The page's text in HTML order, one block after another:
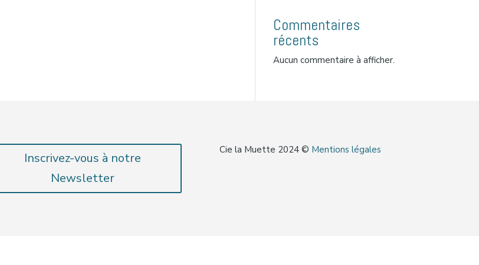
Commentaires
récents
Aucun commentaire à afficher.
Inscrivez-vous à notre
Newsletter
Cie la Muette 2024 © Mentions légales